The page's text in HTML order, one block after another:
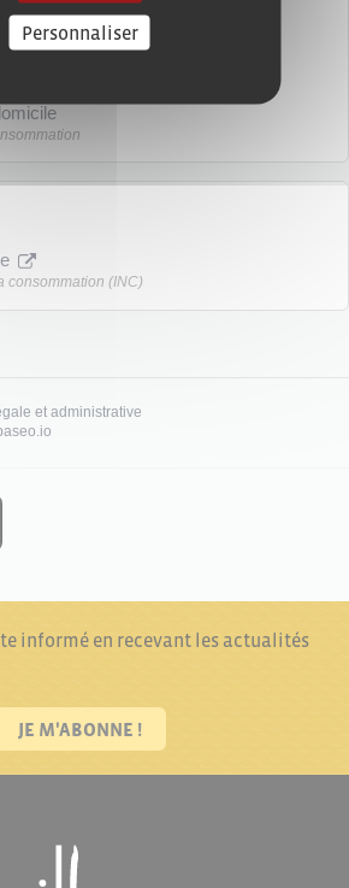
consommation (INC)
et administrative
informé en recevant les actualités
JE M'ABONNE !
Personnaliser